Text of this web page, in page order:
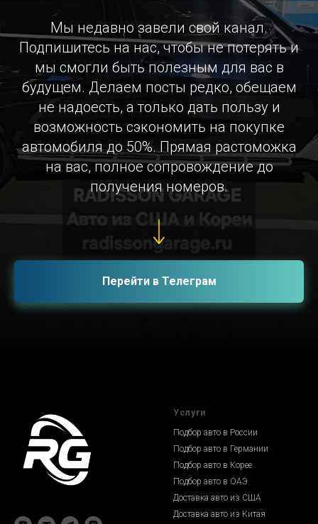
Мы недавно завели свой канал.
Подпишитесь на нас, чтобы не потерять и
мы смогли быть полезным для вас в
будущем. Делаем посты редко, обещаем
не надоесть, а только дать пользу и
возможность сэкономить на покупке
автомобиля до 50%. Прямая растоможка
на вас, полное сопровождение до
получения номеров.
Перейти в Телеграм
Услуги
Подбор авто в России
Подбор авто в Германии
Подбор авто в Корее
Подбор авто в ОАЭ
Доставка авто из США
Доставка авто из Китая